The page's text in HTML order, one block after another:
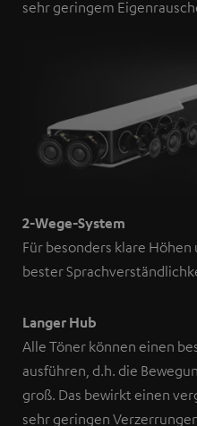
sehr geringem
2-Wege-System
Für besonders klare
bester
Langer Hub
Alle Töner können einen
ausführen, d.h. die
groß. Das bewirkt einen
sehr geringen